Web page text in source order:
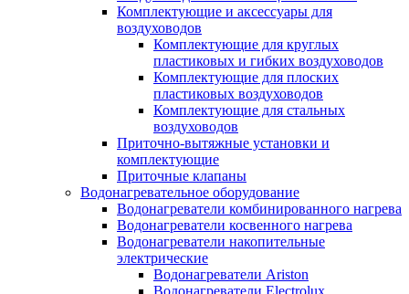
Комплектующие и аксессуары для
воздуховодов
Комплектующие для круглых
пластиковых и гибких воздуховодов
Комплектующие для плоских
пластиковых воздуховодов
Комплектующие для стальных
воздуховодов
Приточно-вытяжные установки и
комплектующие
Приточные клапаны
Водонагревательное оборудование
Водонагреватели комбинированного нагрева
Водонагреватели косвенного нагрева
Водонагреватели накопительные
электрические
Водонагреватели Ariston